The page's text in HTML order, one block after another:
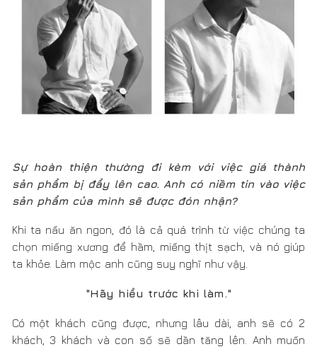
"Hãy hiểu trước khi làm."
Có một khách cũng được, nhưng lâu dài, anh sẽ có 2
khách, 3 khách và con số sẽ dần tăng lên. Anh muốn
282 Design là một hệ ý thức để những người em, người
con của mình về sau duy trì sự bền vững này. Và may
mắn, anh có những khách hàng ủng hộ. Khi thu nhập còn
ít, họ mua ủng hộ bằng những lọ dầu Osmo olive lau gỗ
nhận được giá trị của một sản phẩm thân thiện bền
vững, rằng sau cùng chúng ta quay về ưu tiên chất
lượng hơn số lượng.
Năm 2020, Covid đến làm chậm lại mọi thứ, anh có
dự định nào ấp ủ muốn thực hiện trong thời gian
tới không?
Thay vì đặt nhà máy ở Hà Nội, 282 Design đưa nhà máy
về Quảng Bình để sản xuất vì ở các vùng quê tình trạng
thanh niên rời quê đi xuất khẩu lao động nhiều, người ở
lại đa phần là người già và trẻ nhỏ, anh muốn tạo nhiều